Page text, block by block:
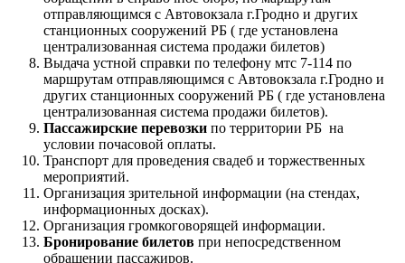
отправляющимся с Автовокзала г.Гродно и других
станционных сооружений РБ ( где установлена
централизованная система продажи билетов)
Выдача устной справки по телефону мтс 7-114 по
маршрутам отправляющимся с Автовокзала г.Гродно и
других станционных сооружений РБ ( где установлена
централизованная система продажи билетов).
Пассажирские перевозки по территории РБ на
условии почасовой оплаты.
Транспорт для проведения свадеб и торжественных
мероприятий.
Организация зрительной информации (на стендах,
информационных досках).
Организация громкоговорящей информации.
Бронирование билетов при непосредственном
обращении пассажиров.